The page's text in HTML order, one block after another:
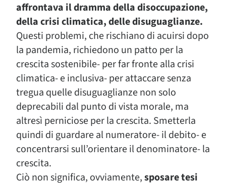
affrontava il dramma della disoccupazione,
della crisi climatica, delle disuguaglianze.
Questi problemi, che rischiano di acuirsi dopo
la pandemia, richiedono un patto per la
crescita sostenibile- per far fronte alla crisi
climatica- e inclusiva- per attaccare senza
tregua quelle disuguaglianze non solo
deprecabili dal punto di vista morale, ma
altresì perniciose per la crescita. Smetterla
quindi di guardare al numeratore- il debito- e
concentrarsi sull’orientare il denominatore- la
crescita.
Ciò non significa, ovviamente,sposare tesi